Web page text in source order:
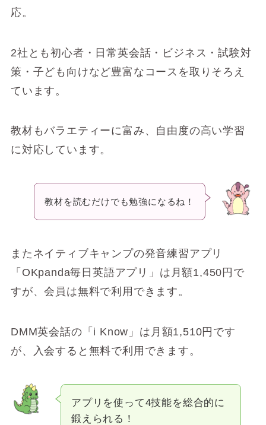
応。
2社とも初心者・日常英会話・ビジネス・試験対
策・子ども向けなど豊富なコースを取りそろえ
ています。
教材もバラエティーに富み、自由度の高い学習
に対応しています。
教材を読むだけでも勉強になるね！
またネイティブキャンプの発音練習アプリ
「OKpanda毎日英語アプリ」は月額1,450円で
すが、会員は無料で利用できます。
DMM英会話の「i Know」は月額1,510円です
が、入会すると無料で利用できます。
アプリを使って4技能を総合的に
鍛えられる！